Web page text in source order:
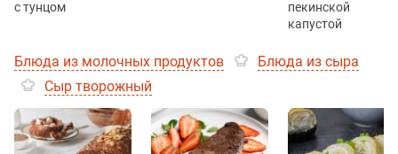
с тунцом
пекинской
капустой
Блюда из молочных продуктов
Блюда из сыра
Сыр творожный